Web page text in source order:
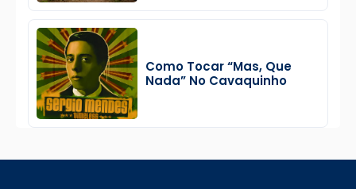
Como Tocar “Mas, Que
Nada” No Cavaquinho